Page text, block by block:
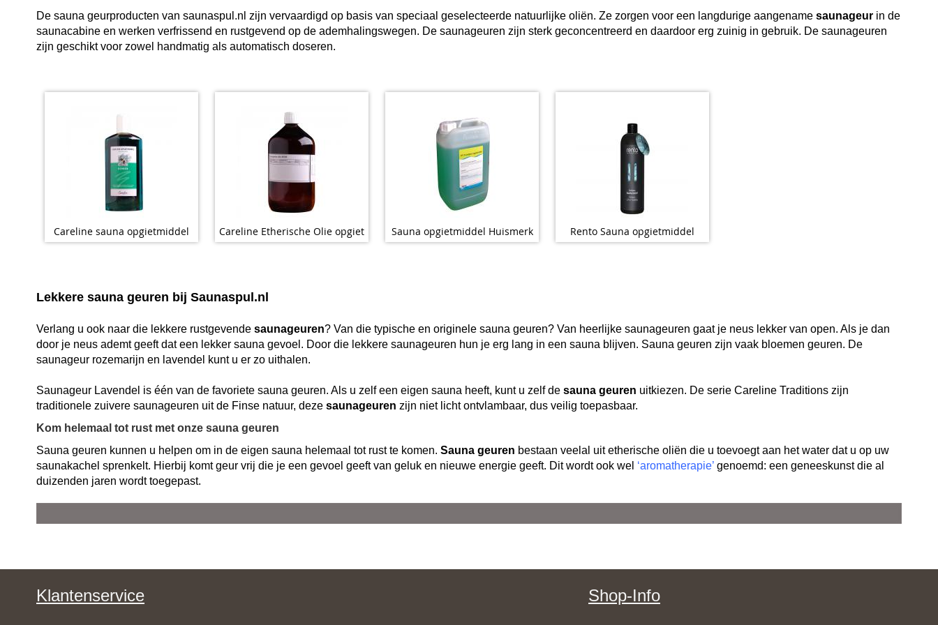
De sauna geurproducten van saunaspul.nl zijn vervaardigd op basis van speciaal geselecteerde natuurlijke oliën. Ze zorgen voor een langdurige aangename saunageur in de
saunacabine en werken verfrissend en rustgevend op de ademhalingswegen. De saunageuren zijn sterk geconcentreerd en daardoor erg zuinig in gebruik. De saunageuren
zijn geschikt voor zowel handmatig als automatisch doseren.
Careline sauna opgietmiddel Careline Etherische Olie opgiet Sauna opgietmiddel Huismerk Rento Sauna opgietmiddel
Lekkere sauna geuren bij Saunaspul.nl
Verlang u ook naar die lekkere rustgevende saunageuren? Van die typische en originele sauna geuren? Van heerlijke saunageuren gaat je neus lekker van open. Als je dan
door je neus ademt geeft dat een lekker sauna gevoel. Door die lekkere saunageuren hun je erg lang in een sauna blijven. Sauna geuren zijn vaak bloemen geuren. De
saunageur rozemarijn en lavendel kunt u er zo uithalen.
Saunageur Lavendel is één van de favoriete sauna geuren. Als u zelf een eigen sauna heeft, kunt u zelf de sauna geuren uitkiezen. De serie Careline Traditions zijn
traditionele zuivere saunageuren uit de Finse natuur, deze saunageuren zijn niet licht ontvlambaar, dus veilig toepasbaar.
Kom helemaal tot rust met onze sauna geuren
Sauna geuren kunnen u helpen om in de eigen sauna helemaal tot rust te komen. Sauna geuren bestaan veelal uit etherische oliën die u toevoegt aan het water dat u op uw
saunakachel sprenkelt. Hierbij komt geur vrij die je een gevoel geeft van geluk en nieuwe energie geeft. Dit wordt ook wel ‘aromatherapie’ genoemd: een geneeskunst die al
duizenden jaren wordt toegepast.
Klantenservice Shop-Info